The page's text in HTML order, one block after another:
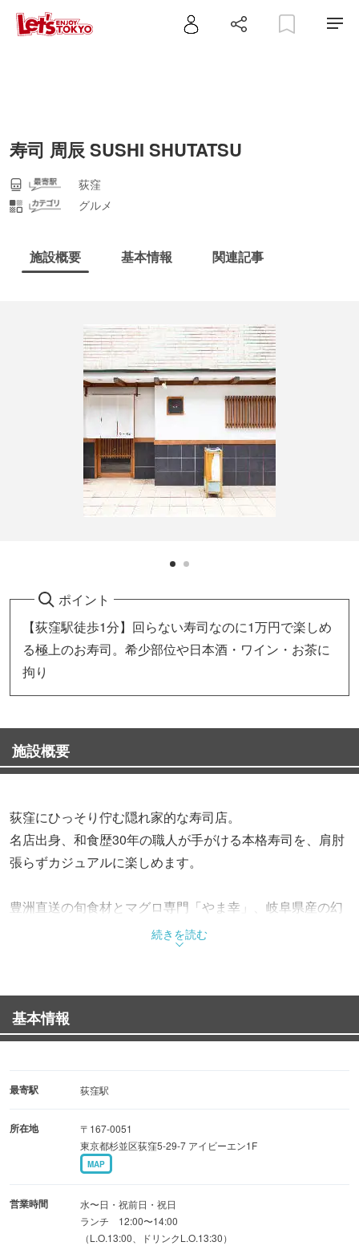
寿司 周辰 SUSHI SHUTATSU
荻窪
グルメ
施設概要 基本情報 関連記事
ポイント
【荻窪駅徒歩1分】回らない寿司なのに1万円で楽しめ
る極上のお寿司。希少部位や日本酒・ワイン・お茶に
拘り
施設概要
荻窪にひっそり佇む隠れ家的な寿司店。
名店出身、和食歴30年の職人が手がける本格寿司を、肩肘
張らずカジュアルに楽しめます。
豊洲直送の旬食材とマグロ専門「やま幸」、岐阜県産の幻
の米「ハツシモ」をアルデンテに炊き上げ使用。
め、訪れるたびに新たな味との出会いが楽しめます。
コース・アラカルト予約対応、当日席も空きがあればご案
内可能です。
続きを読む
基本情報
最寄駅 荻窪駅
所在地
〒167-0051
東京都杉並区荻窪5-29-7 アイビーエン1F
MAP
営業時間
水〜日・祝前日・祝日
ランチ 12:00〜14:00
（L.O.13:00、ドリンクL.O.13:30）